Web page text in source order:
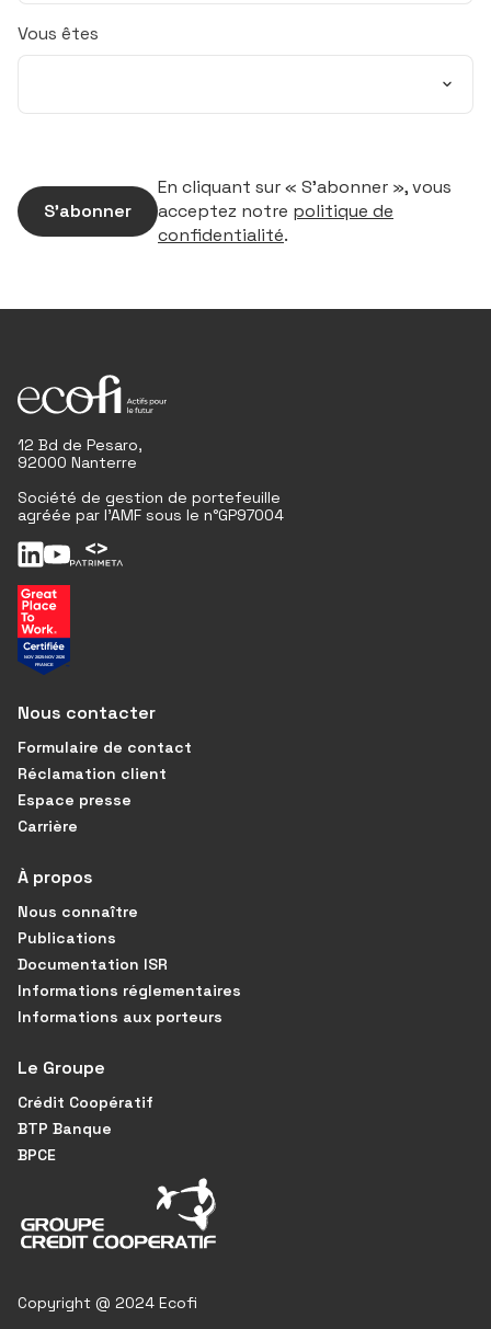
Vous êtes
S’abonner
En cliquant sur « S’abonner », vous
acceptez notre politique de
confidentialité.
12 Bd de Pesaro,
92000 Nanterre
Société de gestion de portefeuille
agréée par l'AMF sous le n°GP97004
Nous contacter
Formulaire de contact
Réclamation client
Espace presse
Carrière
À propos
Nous connaître
Publications
Documentation ISR
Informations réglementaires
Informations aux porteurs
Le Groupe
Crédit Coopératif
BTP Banque
BPCE
Copyright @ 2024 Ecofi